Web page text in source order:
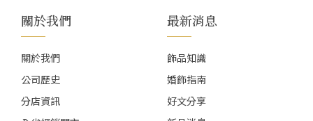
關於我們
關於我們
公司歷史
分店資訊
最新消息
飾品知識
婚飾指南
好文分享